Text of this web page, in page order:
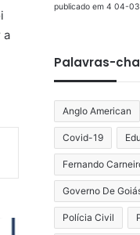
a
publicado em 4 04-
Palavras-
Anglo American
Covid-19
Fernando
Governo De
Polícia Civil